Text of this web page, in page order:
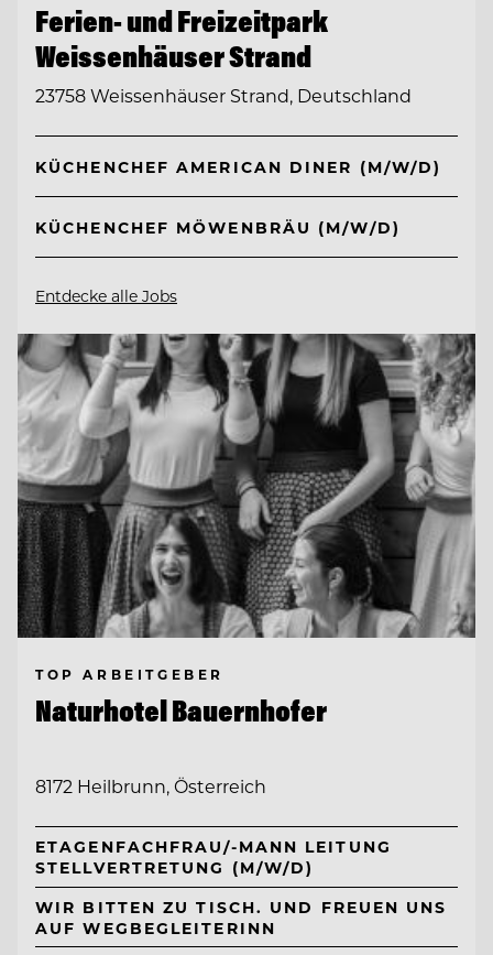
Ferien- und Freizeitpark
Weissenhäuser Strand
23758 Weissenhäuser Strand, Deutschland
KÜCHENCHEF AMERICAN DINER (M/W/D)
KÜCHENCHEF MÖWENBRÄU (M/W/D)
Entdecke alle Jobs
TOP ARBEITGEBER
Naturhotel Bauernhofer
8172 Heilbrunn, Österreich
ETAGENFACHFRAU/-MANN LEITUNG
STELLVERTRETUNG (M/W/D)
WIR BITTEN ZU TISCH. UND FREUEN UNS
AUF WEGBEGLEITERINN